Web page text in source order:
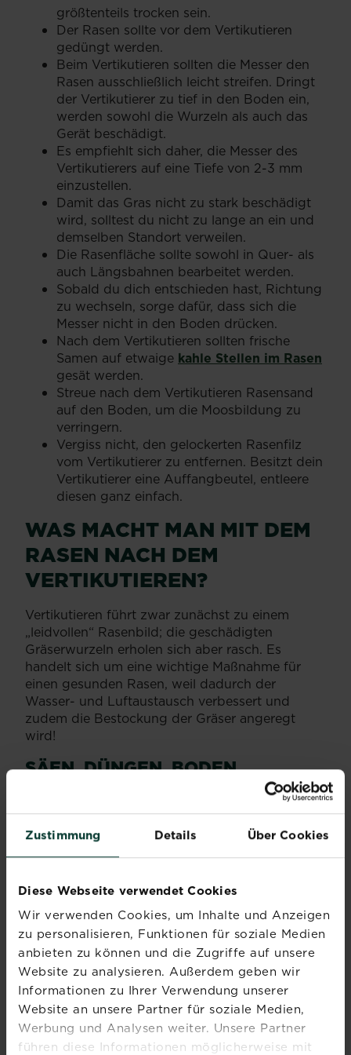
Zustimmung Details Über Cookies
Diese Webseite verwendet Cookies
Wir verwenden Cookies, um Inhalte und Anzeigen
zu personalisieren, Funktionen für soziale Medien
anbieten zu können und die Zugriffe auf unsere
Website zu analysieren. Außerdem geben wir
Informationen zu Ihrer Verwendung unserer
Website an unsere Partner für soziale Medien,
Werbung und Analysen weiter. Unsere Partner
führen diese Informationen möglicherweise mit
größtenteils trocken sein.
Der Rasen sollte vor dem Vertikutieren
gedüngt werden.
Beim Vertikutieren sollten die Messer den
Rasen ausschließlich leicht streifen. Dringt
der Vertikutierer zu tief in den Boden ein,
werden sowohl die Wurzeln als auch das
Gerät beschädigt.
Es empfiehlt sich daher, die Messer des
Vertikutierers auf eine Tiefe von 2-3 mm
einzustellen.
Damit das Gras nicht zu stark beschädigt
wird, solltest du nicht zu lange an ein und
demselben Standort verweilen.
Die Rasenfläche sollte sowohl in Quer- als
auch Längsbahnen bearbeitet werden.
Sobald du dich entschieden hast, Richtung
zu wechseln, sorge dafür, dass sich die
Messer nicht in den Boden drücken.
Nach dem Vertikutieren sollten frische
Samen auf etwaige kahle Stellen im Rasen
gesät werden.
Streue nach dem Vertikutieren Rasensand
auf den Boden, um die Moosbildung zu
verringern.
Vergiss nicht, den gelockerten Rasenfilz
vom Vertikutierer zu entfernen. Besitzt dein
Vertikutierer eine Auffangbeutel, entleere
diesen ganz einfach.
WAS MACHT MAN MIT DEM
RASEN NACH DEM
VERTIKUTIEREN?
Vertikutieren führt zwar zunächst zu einem
„leidvollen“ Rasenbild; die geschädigten
Gräserwurzeln erholen sich aber rasch. Es
handelt sich um eine wichtige Maßnahme für
einen gesunden Rasen, weil dadurch der
Wasser- und Luftaustausch verbessert und
zudem die Bestockung der Gräser angeregt
wird!
SÄEN, DÜNGEN, BODEN
SUBSTRAL® Vertikutiermixwerden die
entstandenen Lücken wieder geschlossen. Der
Startdünger und einem Bodenaktivator. Die
enthaltenen Nährstoffe regen das
Wurzelwachstum an und fördern somit
zusätzlich ein schnelles und dichtes
Nachwachsen der Grasnarbe. Der
Bodenaktivator sorgt für eine Verbesserung der
Bodenstruktur und begünstigt den Wasser- und
Lufthaushalt und damit die Durchwurzelbarkeit
des Bodens.